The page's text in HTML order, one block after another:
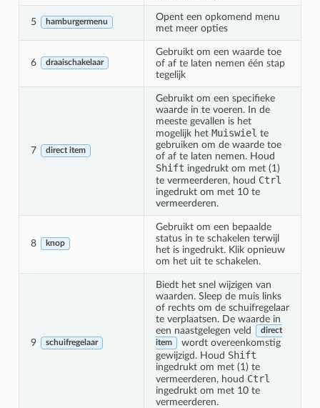
5 hamburgermenu
Opent een opkomend menu
met meer opties
6 draaischakelaar
Gebruikt om een waarde toe
of af te laten nemen één stap
tegelijk
7 direct item
Gebruikt om een specifieke
waarde in te voeren. In de
meeste gevallen is het
mogelijk het Muiswiel te
gebruiken om de waarde toe
of af te laten nemen. Houd
Shift ingedrukt om met (1)
te vermeerderen, houd Ctrl
ingedrukt om met 10 te
vermeerderen.
8 knop
Gebruikt om een bepaalde
status in te schakelen terwijl
het is ingedrukt. Klik opnieuw
om het uit te schakelen.
9 schuifregelaar
Biedt het snel wijzigen van
waarden. Sleep de muis links
of rechts om de schuifregelaar
te verplaatsen. De waarde in
een naastgelegen veld
direct
item
wordt overeenkomstig
gewijzigd. Houd Shift
ingedrukt om met (1) te
vermeerderen, houd Ctrl
ingedrukt om met 10 te
vermeerderen.